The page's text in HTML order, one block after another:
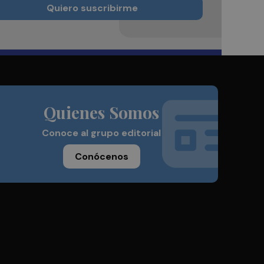
Quiero suscribirme
Quienes Somos
Conoce al grupo editorial
Conócenos